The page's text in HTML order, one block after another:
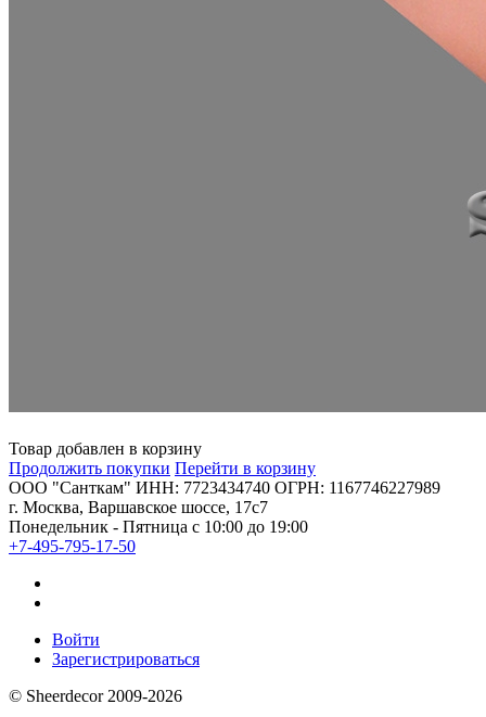
Товар добавлен в корзину
Продолжить покупки Перейти в корзину
ООО "Санткам" ИНН: 7723434740 ОГРН: 1167746227989
г. Москва, Варшавское шоссе, 17с7
Понедельник - Пятница с 10:00 до 19:00
+7-495-795-17-50
Войти
Зарегистрироваться
© Sheerdecor 2009-2026